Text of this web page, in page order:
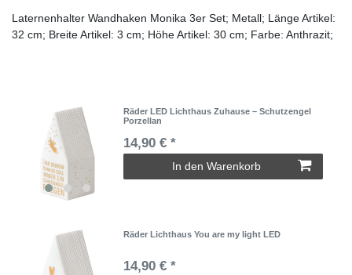
Laternenhalter Wandhaken Monika 3er Set; Metall; Länge Artikel:
32 cm; Breite Artikel: 3 cm; Höhe Artikel: 30 cm; Farbe: Anthrazit;
Räder LED Lichthaus Zuhause – Schutzengel
Porzellan
14,90 € *
In den Warenkorb
Räder Lichthaus You are my light LED
14,90 € *